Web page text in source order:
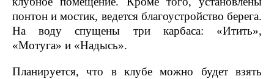
понтон и мостик, ведется благоустройство берега.
На воду спущены три карбаса: «Итить»,
«Мотуга» и «Надысь».
Планируется, что в клубе можно будет взять